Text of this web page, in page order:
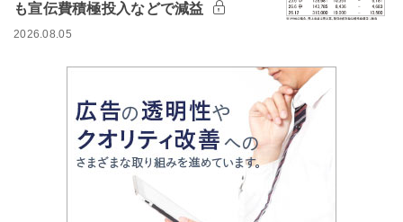
も宣伝費積極投入などで減益
2026.08.05